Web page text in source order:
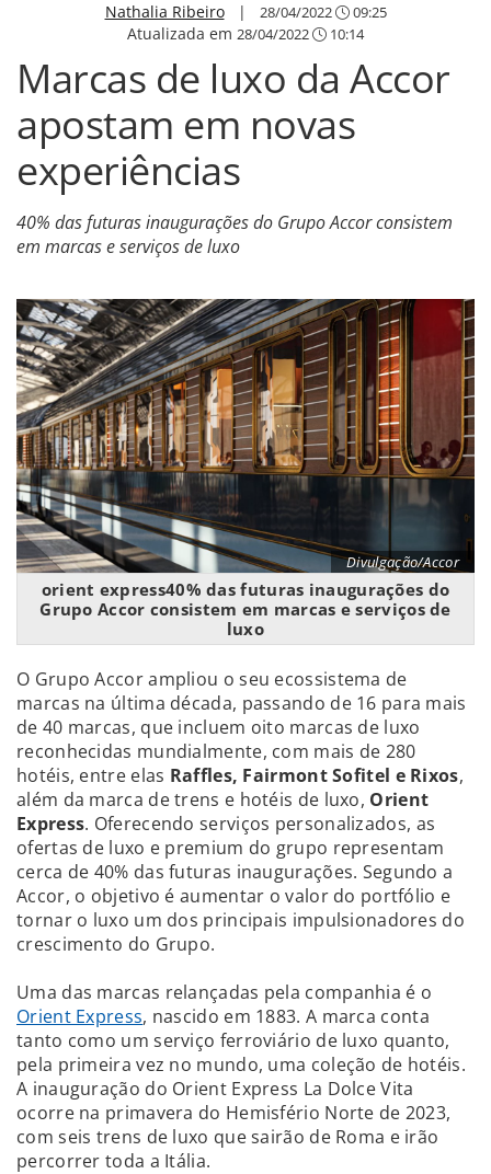
Nathalia Ribeiro| 28/04/2022 09:25
Atualizada em 28/04/2022 10:14
Marcas de luxo da Accor
apostam em novas
experiências
40% das futuras inaugurações do Grupo Accor consistem
em marcas e serviços de luxo
Divulgação/Accor
orient express40% das futuras inaugurações do
Grupo Accor consistem em marcas e serviços de
luxo
O Grupo Accor ampliou o seu ecossistema de
marcas na última década, passando de 16 para mais
de 40 marcas, que incluem oito marcas de luxo
reconhecidas mundialmente, com mais de 280
hotéis, entre elas Raffles, Fairmont Sofitel e Rixos,
além da marca de trens e hotéis de luxo, Orient
Express. Oferecendo serviços personalizados, as
ofertas de luxo e premium do grupo representam
cerca de 40% das futuras inaugurações. Segundo a
Accor, o objetivo é aumentar o valor do portfólio e
tornar o luxo um dos principais impulsionadores do
crescimento do Grupo.
Uma das marcas relançadas pela companhia é o
Orient Express, nascido em 1883. A marca conta
tanto como um serviço ferroviário de luxo quanto,
pela primeira vez no mundo, uma coleção de hotéis.
A inauguração do Orient Express La Dolce Vita
ocorre na primavera do Hemisfério Norte de 2023,
com seis trens de luxo que sairão de Roma e irão
percorrer toda a Itália.